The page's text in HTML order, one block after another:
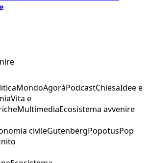
MondoAgoràPodcastChiesaIdee e
Vita e
MultimediaEcosistema avvenire
civileGutenbergPopotusPop